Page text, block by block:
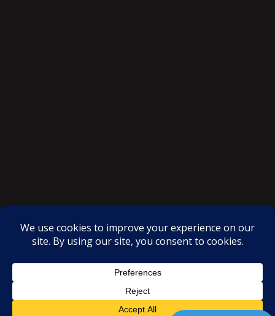
Proudly powered by WordPress |Theme: SuperMag byAcme